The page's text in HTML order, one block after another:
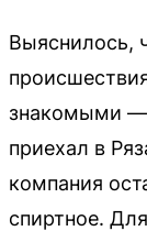
Выяснилось,
знакомыми
приехал в
компания
спиртное.